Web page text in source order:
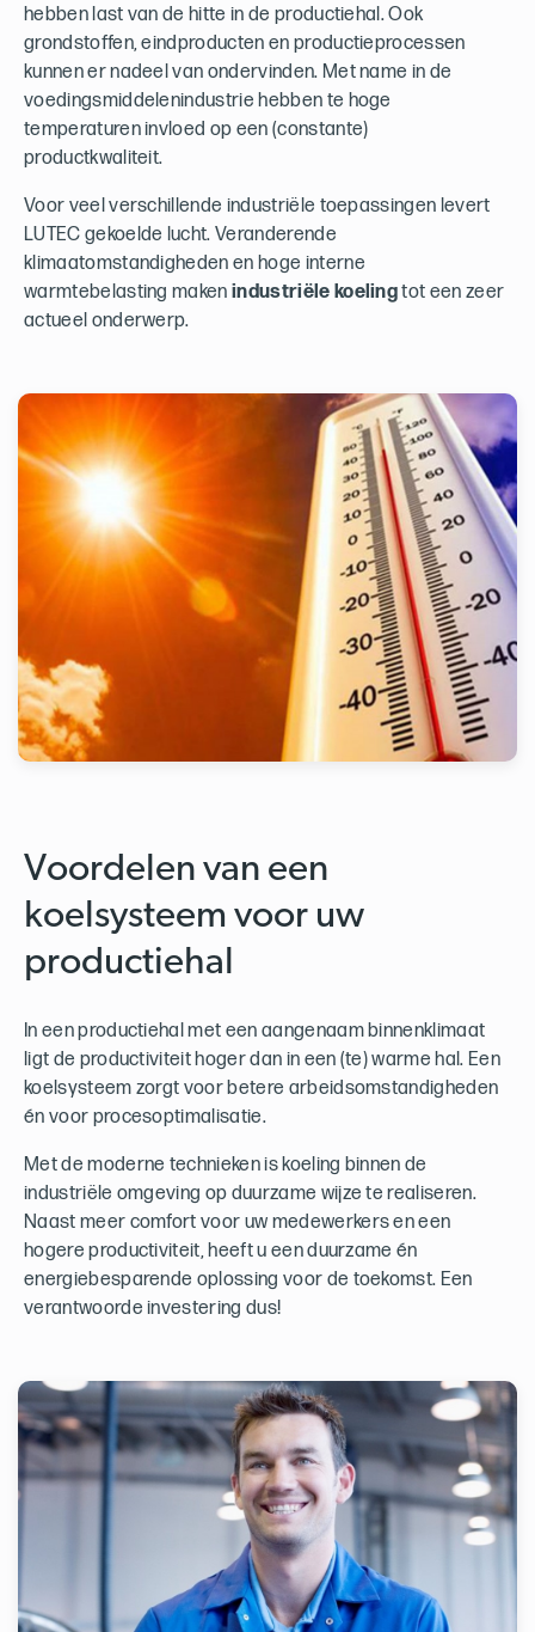
hebben last van de hitte in de productiehal. Ook
grondstoffen, eindproducten en productieprocessen
kunnen er nadeel van ondervinden. Met name in de
voedingsmiddelenindustrie hebben te hoge
temperaturen invloed op een (constante)
productkwaliteit.
Voor veel verschillende industriële toepassingen levert
LUTEC gekoelde lucht. Veranderende
klimaatomstandigheden en hoge interne
warmtebelasting maken industriële koelingtot een zeer
actueel onderwerp.
Voordelen van een
koelsysteem voor uw
productiehal
In een productiehal met een aangenaam binnenklimaat
ligt de productiviteit hoger dan in een (te) warme hal. Een
koelsysteem zorgt voor betere arbeidsomstandigheden
én voor procesoptimalisatie.
Met de moderne technieken is koeling binnen de
industriële omgeving op duurzame wijze te realiseren.
Naast meer comfort voor uw medewerkers en een
hogere productiviteit, heeft u een duurzame én
energiebesparende oplossing voor de toekomst. Een
verantwoorde investering dus!